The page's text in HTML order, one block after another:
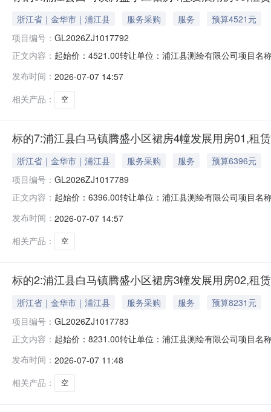
浙江省｜金华市｜浦江县 服务采购 服务
预算4521元
项目编号： GL2026ZJ1017792
正文内容： 起始价：4521.00转让单位：浦江县测绘有限公司项目
发布时间： 2026-07-07 14:57
相关产品：
空
标的7:浦江县白马镇腾盛小区裙房4幢发展用房01,租
浙江省｜金华市｜浦江县 服务采购 服务
预算6396元
项目编号： GL2026ZJ1017789
正文内容： 起始价：6396.00转让单位：浦江县测绘有限公司项目
发布时间： 2026-07-07 14:57
相关产品：
空
标的2:浦江县白马镇腾盛小区裙房3幢发展用房02,租
浙江省｜金华市｜浦江县 服务采购 服务
预算8231元
项目编号： GL2026ZJ1017783
正文内容： 起始价：8231.00转让单位：浦江县测绘有限公司项目
发布时间： 2026-07-07 11:48
相关产品：
空